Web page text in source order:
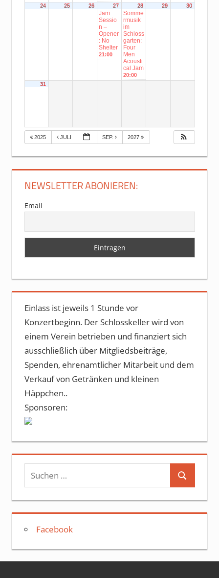
24 25 26 27
Jam
Sessio
n –
Opener
: No
Shelter
21:00
28
Somme
rmusik
im
Schloss
garten:
Four
Men
Acousti
cal Jam
20:00
29 30
31
2025 JULI SEP. 2027
NEWSLETTER ABONIEREN:
Email
Einlass ist jeweils 1 Stunde vor
Konzertbeginn. Der Schlosskeller wird von
einem Verein betrieben und finanziert sich
ausschließlich über Mitgliedsbeiträge,
Spenden, ehrenamtlicher Mitarbeit und dem
Verkauf von Getränken und kleinen
Häppchen..
Sponsoren:
Suchen
nach:
Suchen
Facebook